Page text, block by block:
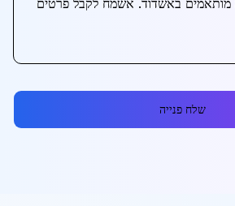
שלח פנייה